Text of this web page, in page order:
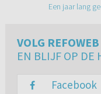
Een jaar lang
VOLG REFOWEB
EN BLIJF OP DE
Facebook